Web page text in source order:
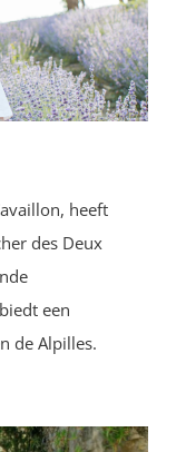
heeft
des Deux
een
de Alpilles.